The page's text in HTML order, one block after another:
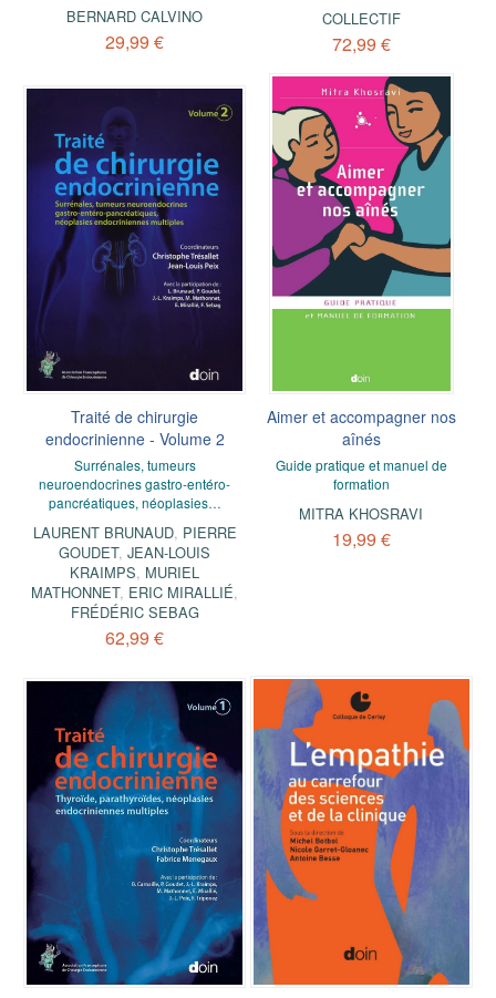
BERNARD CALVINO
29,99 €
COLLECTIF
72,99 €
Traité de chirurgie
endocrinienne - Volume 2
Surrénales, tumeurs
neuroendocrines gastro-entéro-
pancréatiques, néoplasies…
LAURENT BRUNAUD, PIERRE
GOUDET,JEAN-LOUIS
KRAIMPS, MURIEL
MATHONNET, ERIC MIRALLIÉ,
FRÉDÉRIC SEBAG
62,99 €
Aimer et accompagner nos
aînés
Guide pratique et manuel de
formation
MITRA KHOSRAVI
19,99 €